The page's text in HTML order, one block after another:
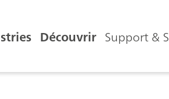
Découvrir Support &